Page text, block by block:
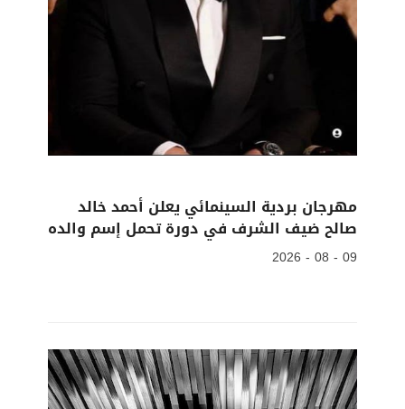
مهرجان بردية السينمائي يعلن أحمد خالد
صالح ضيف الشرف في دورة تحمل إسم والده
09 - 08 - 2026